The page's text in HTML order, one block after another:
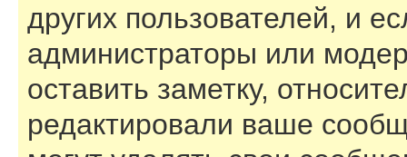
других пользователей, и
администраторы или
оставить заметку,
редактировали ваше